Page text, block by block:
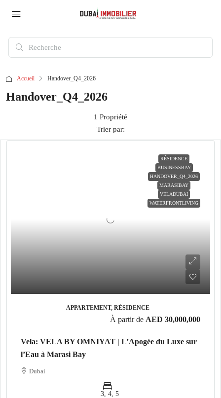
Accueil Handover_Q4_2026
Handover_Q4_2026
1 Propriété
Trier par:
RÉSIDENCE
BUSINESSBAY
HANDOVER_Q4_2026
MARASIBAY
VELADUBAI
WATERFRONTLIVING
APPARTEMENT, RÉSIDENCE
À partir de AED 30,000,000
Vela: VELA BY OMNIYAT | L’Apogée du Luxe sur
l’Eau à Marasi Bay
Dubai
3, 4, 5